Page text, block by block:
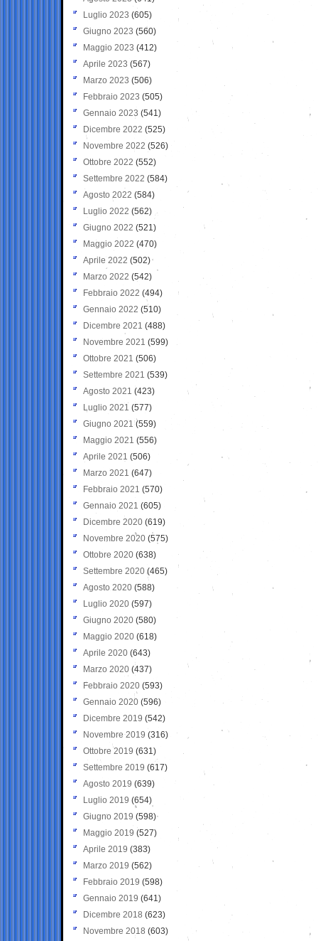
Luglio 2023 (605)
Giugno 2023 (560)
Maggio 2023 (412)
Aprile 2023 (567)
Marzo 2023 (506)
Febbraio 2023 (505)
Gennaio 2023 (541)
Dicembre 2022 (525)
Novembre 2022 (526)
Ottobre 2022 (552)
Settembre 2022 (584)
Agosto 2022 (584)
Luglio 2022 (562)
Giugno 2022 (521)
Maggio 2022 (470)
Aprile 2022 (502)
Marzo 2022 (542)
Febbraio 2022 (494)
Gennaio 2022 (510)
Dicembre 2021 (488)
Novembre 2021 (599)
Ottobre 2021 (506)
Settembre 2021 (539)
Agosto 2021 (423)
Luglio 2021 (577)
Giugno 2021(559)
Maggio 2021 (556)
Aprile 2021 (506)
Marzo 2021 (647)
Febbraio 2021 (570)
Gennaio 2021 (605)
Dicembre 2020 (619)
Novembre 2020 (575)
Ottobre 2020 (638)
Settembre 2020(465)
Agosto 2020 (588)
Luglio 2020 (597)
Giugno 2020 (580)
Maggio 2020 (618)
Aprile 2020 (643)
Marzo 2020 (437)
Febbraio 2020 (593)
Gennaio 2020 (596)
Dicembre 2019 (542)
Novembre 2019 (316)
Ottobre 2019 (631)
Settembre 2019 (617)
Agosto 2019 (639)
Luglio 2019 (654)
Giugno 2019 (598)
Maggio 2019 (527)
Aprile 2019 (383)
Marzo 2019 (562)
Febbraio 2019 (598)
Gennaio 2019 (641)
Dicembre 2018 (623)
Novembre 2018 (603)